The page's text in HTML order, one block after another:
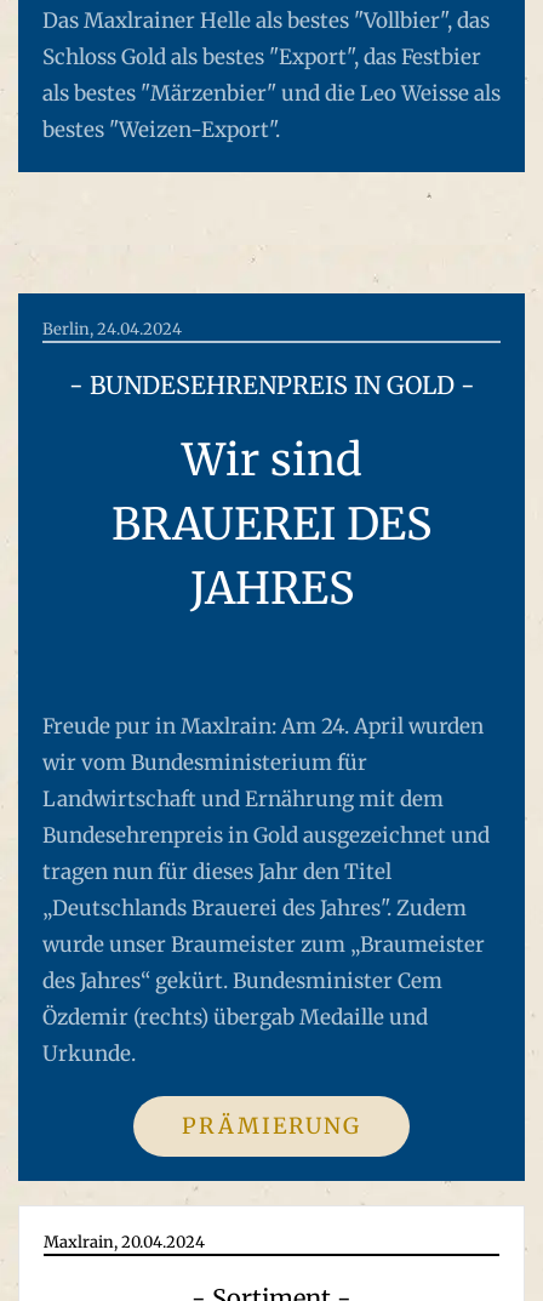
Das Maxlrainer Helle als bestes "Vollbier", das
Schloss Gold als bestes "Export", das Festbier
als bestes "Märzenbier" und die Leo Weisse als
bestes "Weizen-Export".
Berlin, 24.04.2024
- BUNDESEHRENPREIS IN GOLD -
Wir sind
BRAUEREI DES
JAHRES
Freude pur in Maxlrain: Am 24. April wurden
wir vom Bundesministerium für
Landwirtschaft und Ernährung mit dem
Bundesehrenpreis in Gold ausgezeichnet und
tragen nun für dieses Jahr den Titel
„Deutschlands Brauerei des Jahres". Zudem
wurde unser Braumeister zum „Braumeister
des Jahres“ gekürt. Bundesminister Cem
Özdemir (rechts) übergab Medaille und
Urkunde.
PRÄMIERUNG
Maxlrain, 20.04.2024